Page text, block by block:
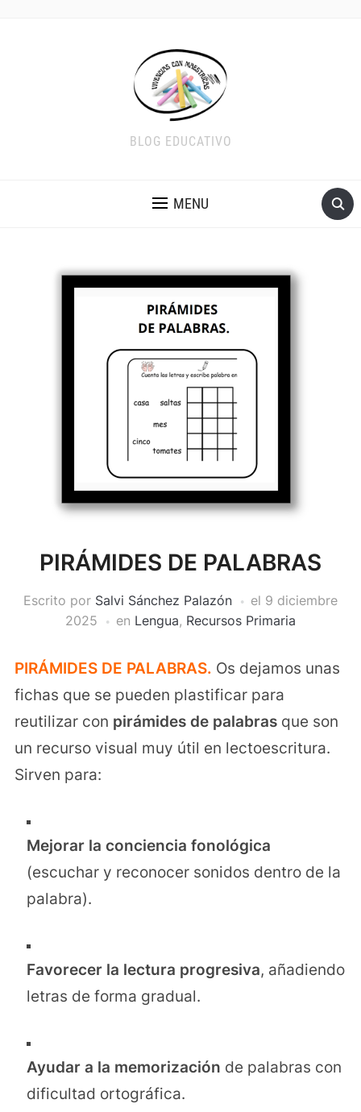
BLOG EDUCATIVO
MENU
PIRÁMIDES DE PALABRAS
Escrito por Salvi Sánchez Palazón el 9 diciembre
2025
en Lengua, Recursos Primaria
PIRÁMIDES DE PALABRAS. Os dejamos unas
fichas que se pueden plastificar para
reutilizar con pirámides de palabrasque son
un recurso visual muy útil en lectoescritura.
Sirven para:
Mejorar la conciencia fonológica
(escuchar y reconocer sonidos dentro de la
palabra).
Favorecer la lectura progresiva, añadiendo
letras de forma gradual.
Ayudar a la memorización de palabras con
dificultad ortográfica.